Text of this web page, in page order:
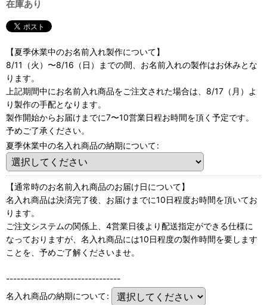
在庫あり
【夏季休業中のお名前入れ製作について】
8/11（火）〜8/16（日）までの間、お名前入れの製作はお休みとな
ります。
上記期間中にお名前入れ商品をご注文された場合は、8/17（月）よ
り製作の手配となります。
製作開始からお届けまでに7〜10営業日程お時間を頂く予定です。
予めご了承ください。
夏季休業中の名入れ商品の納期について:
【通常時のお名前入れ商品のお届け日について】
名入れ商品は決済完了後、お届けまでに10日程度お時間を頂いてお
ります。
ご注文システムの関係上、4営業日後より配送指定ができる仕様に
なっておりますが、名入れ商品には10日程度の製作時間を要します
ことを、予めご了解くださいませ。
--------------------------------
名入れ商品の納期について: